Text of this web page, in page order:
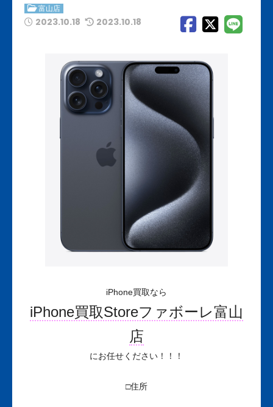
富山店
2023.10.18 2023.10.18
iPhone買取なら
iPhone買取Storeファボーレ富山
店
にお任せください！！！
□住所